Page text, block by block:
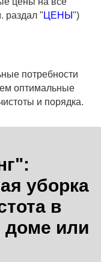
раздал " ЦЕНЫ ")
потребности
оптимальные
и порядка.
уборка
в
доме или